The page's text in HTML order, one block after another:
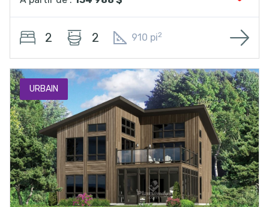
2 2 910 pi2
URBAIN